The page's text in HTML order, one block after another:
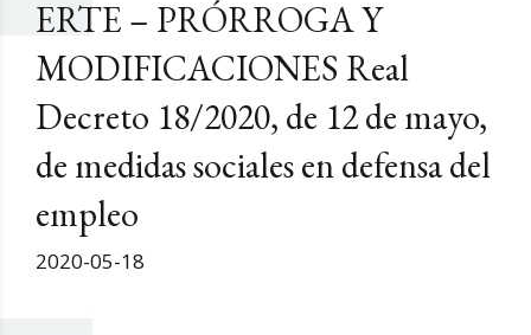
ERTE – PRÓRROGA Y
MODIFICACIONES Real
Decreto 18/2020, de 12 de mayo,
de medidas sociales en defensa del
empleo
2020-05-18